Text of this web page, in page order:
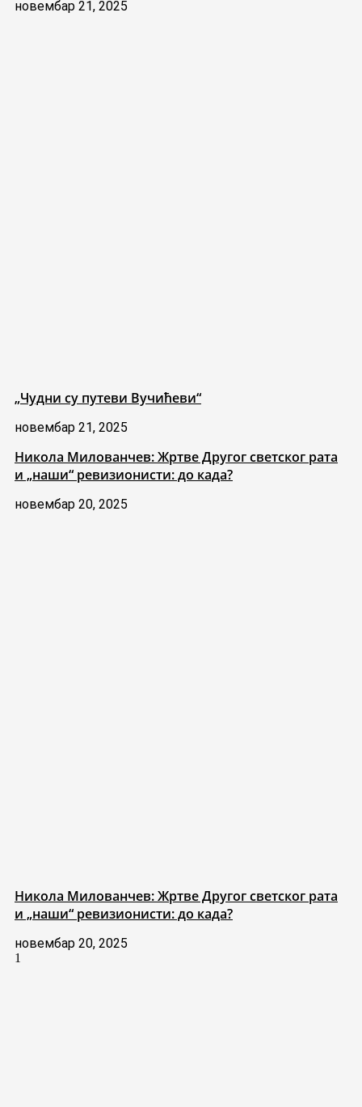
новембар 21, 2025
„Чудни су путеви Вучићеви“
новембар 21, 2025
Никола Милованчев: Жртве Другог светског рата
и „наши“ ревизионисти: до када?
новембар 20, 2025
Никола Милованчев: Жртве Другог светског рата
и „наши“ ревизионисти: до када?
новембар 20, 2025